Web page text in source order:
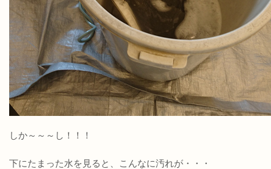
しか～～～し！！！
下にたまった水を見ると、こんなに汚れが・・・